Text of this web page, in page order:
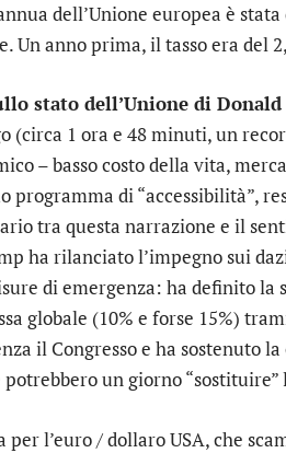
dell’Unione europea è
Un anno prima, il tasso era del
stato dell’Unione di
(circa 1 ora e 48 minuti, un
– basso costo della vita,
programma di “accessibilità”,
tra questa narrazione e il
ha rilanciato l’impegno sui
di emergenza: ha definito la
globale (10% e forse 15%)
il Congresso e ha sostenuto
un giorno “sostituire”
per l’euro / dollaro USA, che